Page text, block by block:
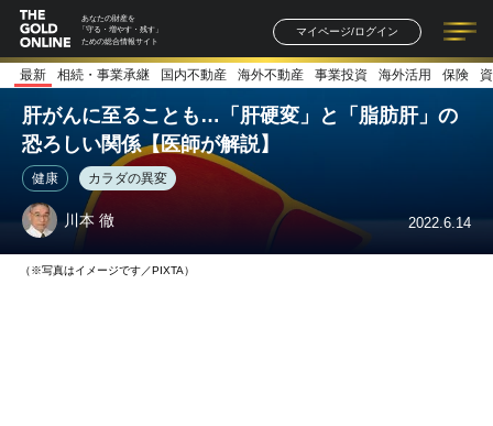
あなたの財産を
「守る・増やす・残す」
ための総合情報サイト
マイページ/ログイン
記事一覧 連載一覧
著者一覧 書籍一覧
最新 相続・事業承継 国内不動産 海外不動産 事業投資 海外活用 保険
肝がんに至ることも…「肝硬変」と「脂肪肝」の
恐ろしい関係【医師が解説】
健康 カラダの異変
川本 徹 2022.6.14
（※写真はイメージです／PIXTA）